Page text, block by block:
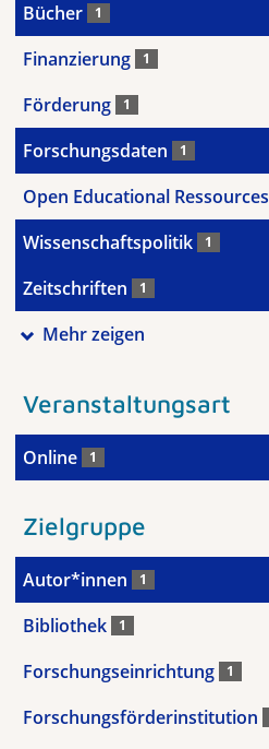
Bücher 1
Finanzierung 1
Förderung 1
Forschungsdaten 1
Open Educational Ressources
Wissenschaftspolitik 1
Zeitschriften 1
Mehr zeigen
Veranstaltungsart
Online 1
Zielgruppe
Autor*innen 1
Bibliothek 1
Forschungseinrichtung 1
Forschungsförderinstitution